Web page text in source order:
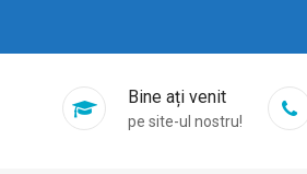
Bine ați venit
pe site-ul nostru!